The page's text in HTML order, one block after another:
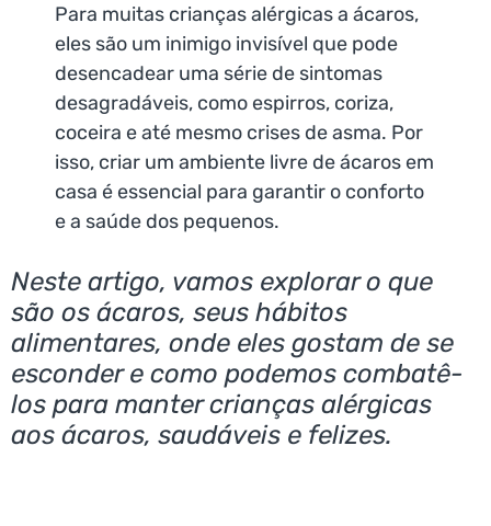
Para muitas crianças alérgicas a ácaros,
eles são um inimigo invisível que pode
desencadear uma série de sintomas
desagradáveis, como espirros, coriza,
coceira e até mesmo crises de asma. Por
isso, criar um ambiente livre de ácaros em
casa é essencial para garantir o conforto
e a saúde dos pequenos.
Neste artigo, vamos explorar o que
são os ácaros, seus hábitos
alimentares, onde eles gostam de se
esconder e como podemos combatê-
los para manter crianças alérgicas
aos ácaros, saudáveis e felizes.